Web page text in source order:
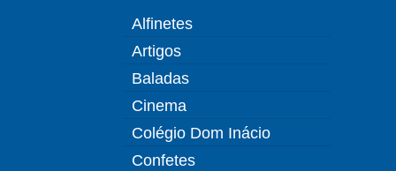
Alfinetes
Artigos
Baladas
Cinema
Colégio Dom Inácio
Confetes